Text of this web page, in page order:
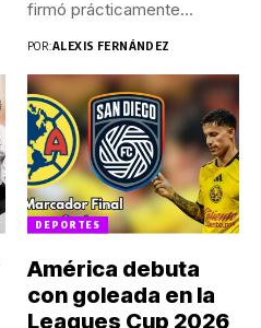
firmó prácticamente...
POR:ALEXIS FERNÁNDEZ
DEPORTES
América debuta
con goleada en la
Leagues Cup 2026